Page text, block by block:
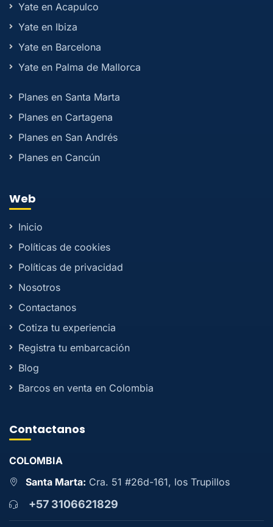
Yate en Acapulco
Yate en Ibiza
Yate en Barcelona
Yate en Palma de Mallorca
Planes en Santa Marta
Planes en Cartagena
Planes en San Andrés
Planes en Cancún
Web
Inicio
Políticas de cookies
Políticas de privacidad
Nosotros
Contactanos
Cotiza tu experiencia
Registra tu embarcación
Blog
Barcos en venta en Colombia
Contactanos
COLOMBIA
Santa Marta: Cra. 51 #26d-161, los Trupillos
+57 3106621829